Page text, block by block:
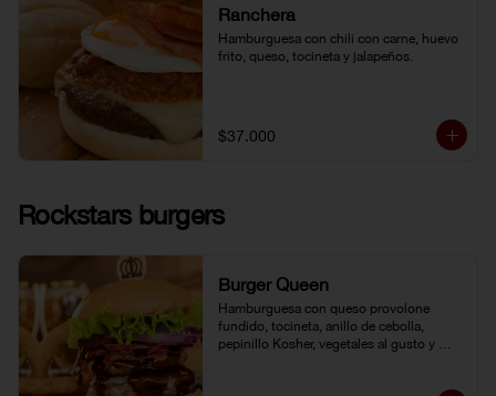
Ranchera
Hamburguesa con chili con carne, huevo
frito, queso, tocineta y jalapeños.
$37.000
Rockstars burgers
Burger Queen
Hamburguesa con queso provolone
fundido, tocineta, anillo de cebolla,
pepinillo Kosher, vegetales al gusto y